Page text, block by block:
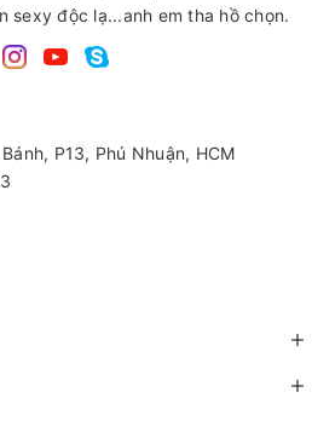
sexy độc lạ...anh em tha hồ chọn.
P13, Phú Nhuận, HCM